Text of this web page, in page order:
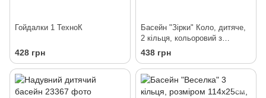
Гойдалки 1 ТехноК
428 грн
Басейн "Зірки" Коло, дитяче,
2 кільця, кольоровий з
набором, розміром 122х25см,
150л, від 2-х років
438 грн